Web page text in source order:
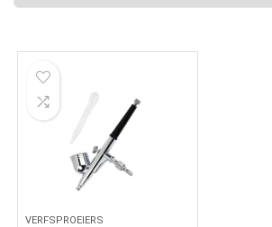
VERFSPROEIERS